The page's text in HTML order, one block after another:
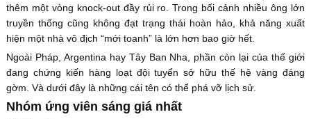
thêm một vòng knock-out đầy rủi ro. Trong bối cảnh nhiều ông lớn
truyền thống cũng không đạt trạng thái hoàn hảo, khả năng xuất
hiện một nhà vô địch “mới toanh” là lớn hơn bao giờ hết.
Ngoài Pháp, Argentina hay Tây Ban Nha, phần còn lại của thế giới
đang chứng kiến hàng loạt đội tuyển sở hữu thế hệ vàng đáng
gờm. Và dưới đây là những cái tên có thể phá vỡ lịch sử.
Nhóm ứng viên sáng giá nhất